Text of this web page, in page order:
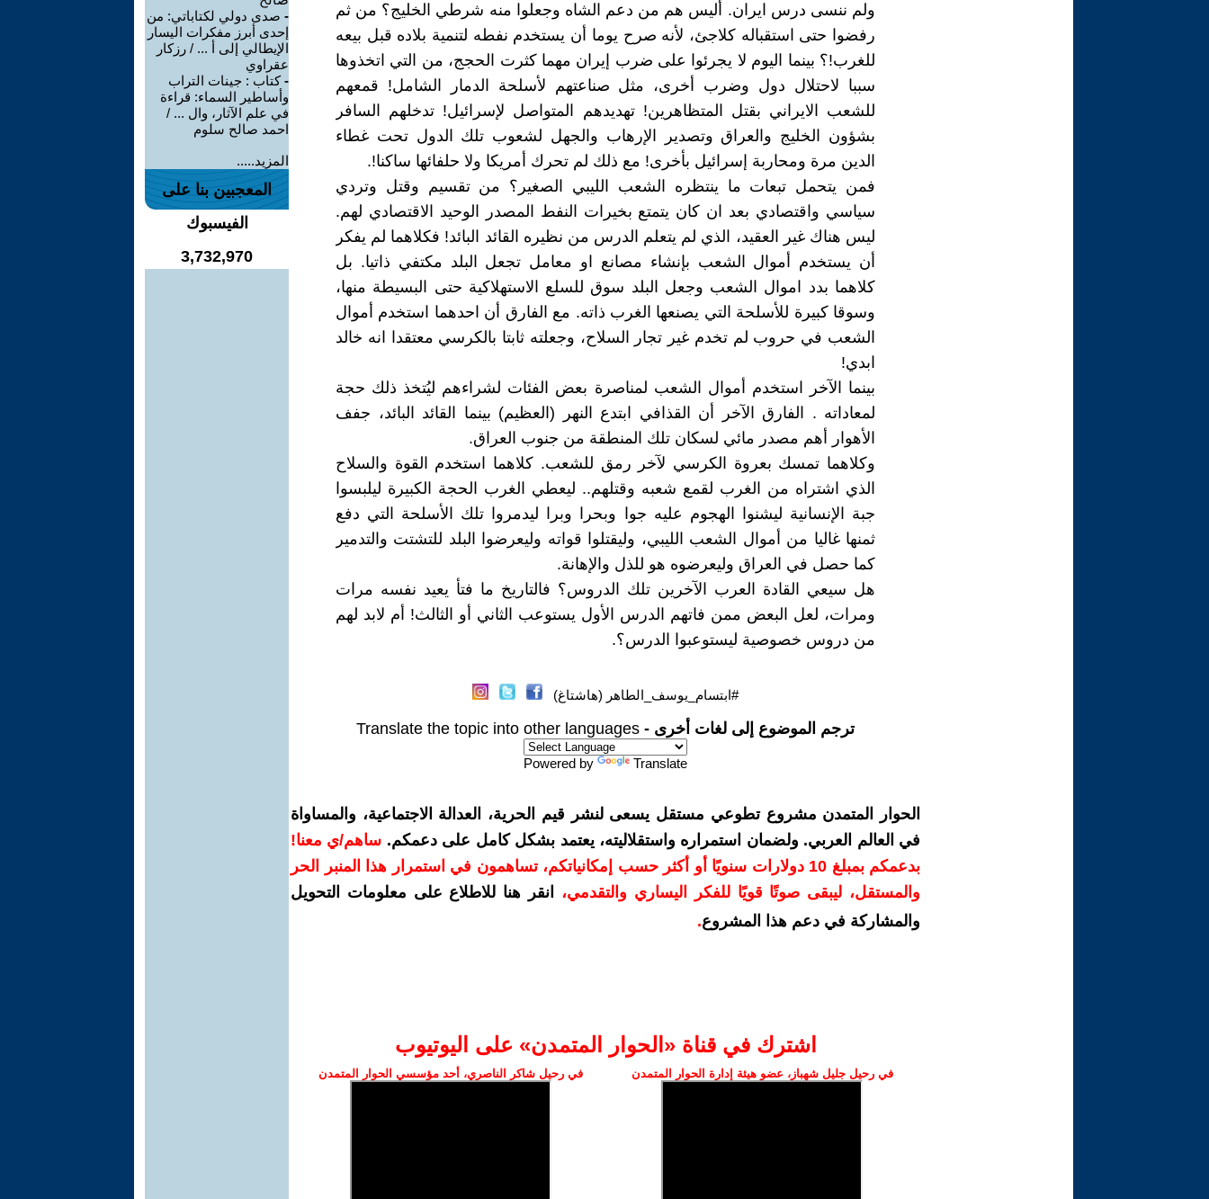
ولم ننسى درس ايران. أليس هم من دعم الشاه وجعلوا منه شرطي الخليج؟ من ثم
رفضوا حتى استقباله كلاجئ، لأنه صرح يوما أن يستخدم نفطه لتنمية بلاده قبل بيعه
للغرب!؟ بينما اليوم لا يجرئوا على ضرب إيران مهما كثرت الحجج، من التي اتخذوها
سببا لاحتلال دول وضرب أخرى، مثل صناعتهم لأسلحة الدمار الشامل! قمعهم
للشعب الايراني بقتل المتظاهرين! تهديدهم المتواصل لإسرائيل! تدخلهم السافر
بشؤون الخليج والعراق وتصدير الإرهاب والجهل لشعوب تلك الدول تحت غطاء
الدين مرة ومحاربة إسرائيل بأخرى! مع ذلك لم تحرك أمريكا ولا حلفائها ساكنا!.
فمن يتحمل تبعات ما ينتظره الشعب الليبي الصغير؟ من تقسيم وقتل وتردي
سياسي واقتصادي بعد ان كان يتمتع بخيرات النفط المصدر الوحيد الاقتصادي لهم.
ليس هناك غير العقيد، الذي لم يتعلم الدرس من نظيره القائد البائد! فكلاهما لم يفكر
أن يستخدم أموال الشعب بإنشاء مصانع او معامل تجعل البلد مكتفي ذاتيا. بل
كلاهما بدد اموال الشعب وجعل البلد سوق للسلع الاستهلاكية حتى البسيطة منها،
وسوقا كبيرة للأسلحة التي يصنعها الغرب ذاته. مع الفارق أن احدهما استخدم أموال
الشعب في حروب لم تخدم غير تجار السلاح، وجعلته ثابتا بالكرسي معتقدا انه خالد
ابدي!
بينما الآخر استخدم أموال الشعب لمناصرة بعض الفئات لشراءهم ليُتخذ ذلك حجة
لمعاداته . الفارق الآخر أن القذافي ابتدع النهر (العظيم) بينما القائد البائد، جفف
الأهوار أهم مصدر مائي لسكان تلك المنطقة من جنوب العراق.
وكلاهما تمسك بعروة الكرسي لآخر رمق للشعب. كلاهما استخدم القوة والسلاح
الذي اشتراه من الغرب لقمع شعبه وقتلهم.. ليعطي الغرب الحجة الكبيرة ليلبسوا
جبة الإنسانية ليشنوا الهجوم عليه جوا وبحرا وبرا ليدمروا تلك الأسلحة التي دفع
ثمنها غاليا من أموال الشعب الليبي، وليقتلوا قواته وليعرضوا البلد للتشتت والتدمير
كما حصل في العراق وليعرضوه هو للذل والإهانة.
هل سيعي القادة العرب الآخرين تلك الدروس؟ فالتاريخ ما فتأ يعيد نفسه مرات
ومرات، لعل البعض ممن فاتهم الدرس الأول يستوعب الثاني أو الثالث! أم لابد لهم
من دروس خصوصية ليستوعبوا الدرس؟.
#ابتسام_يوسف_الطاهر (هاشتاغ)
ترجم الموضوع إلى لغات أخرى - Translate the topic into other languages
Powered by Translate
الحوار المتمدن مشروع تطوعي مستقل يسعى لنشر قيم الحرية، العدالة الاجتماعية، والمساواة
في العالم العربي. ولضمان استمراره واستقلاليته، يعتمد بشكل كامل على دعمكم. ساهم/ي معنا!
بدعمكم بمبلغ 10 دولارات سنويًا أو أكثر حسب إمكانياتكم، تساهمون في استمرار هذا المنبر الحر
والمستقل، ليبقى صوتًا قويًا للفكر اليساري والتقدمي،
انقر هنا للاطلاع على معلومات التحويل
والمشاركة في دعم هذا المشروع.
اشترك في قناة ‫«الحوار المتمدن» على اليوتيوب
في رحيل جليل شهباز، عضو هيئة إدارة الحوار المتمدن في رحيل شاكر الناصري، أحد مؤسسي الحوار المتمدن
- صدى دولي لكتاباتي: من
إحدى أبرز مفكرات اليسار
الإيطالي إلى أ ... / رزكار
عقراوي
-كتاب : جينات التراب
وأساطير السماء: قراءة
في علم الآثار، وال ... /
احمد صالح سلوم
المزيد.....
المعجبين بنا على
الفيسبوك
3,732,970